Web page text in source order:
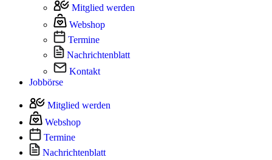
Mitglied werden
Webshop
Termine
Nachrichtenblatt
Kontakt
Jobbörse
Mitglied werden
Webshop
Termine
Nachrichtenblatt